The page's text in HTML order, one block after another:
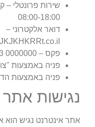
שירות פרונטלי
08:00-18:00
דואר אלקטרוני –
פקס – 0000000 03
פניה באמצעות
פניה באמצעות
נגישות
אתר אינטרנט נגיש